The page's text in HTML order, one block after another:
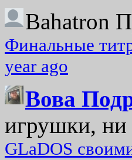
Bahatron
Финальные
year ago
Вова
игрушки, ни
GLaDOS